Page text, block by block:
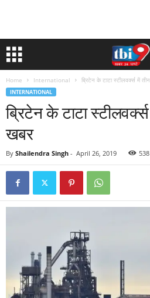
Home International ब्रिटेन के टाटा स्टीलवर्क्स में
INTERNATIONAL
ब्रिटेन के टाटा
खबर
By Shailendra Singh - April 26, 2019 538